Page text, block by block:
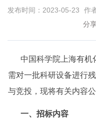
发布时间：2023-05-23 作
分
中国科学院上海有机
需对一批科研设备进行
与竞投，现将有关内容公
一、招标内容